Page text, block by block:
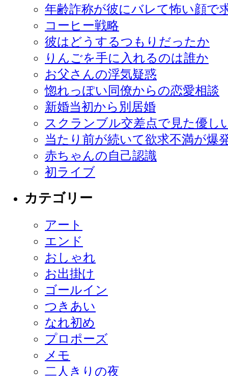
年齢詐称が彼にバレて怖い顔で
コーヒー戦略
彼はどうするつもりだったか
りんごを手に入れるのは誰か
お父さんの浮気疑惑
惚れっぽい同僚からの恋愛相談
新婚当初から別居婚
スクランブル交差点で見た優し
当たり前が続いて欲求不満が爆
赤ちゃんの自己認識
初ライブ
カテゴリー
アート
エンド
おしゃれ
お出掛け
ゴールイン
つきあい
なれ初め
プロポーズ
メモ
二人きりの夜